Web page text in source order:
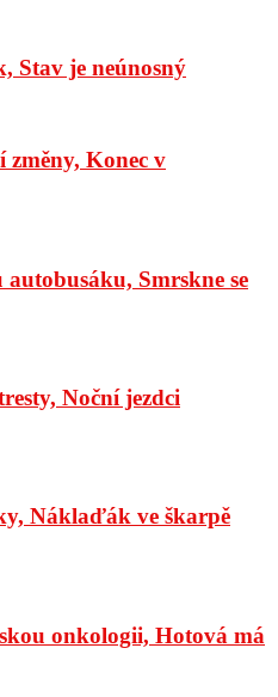
Stav je neúnosný
změny, Konec v
Smrskne se
Noční jezdci
Náklaďák ve škarpě
onkologii, Hotová má